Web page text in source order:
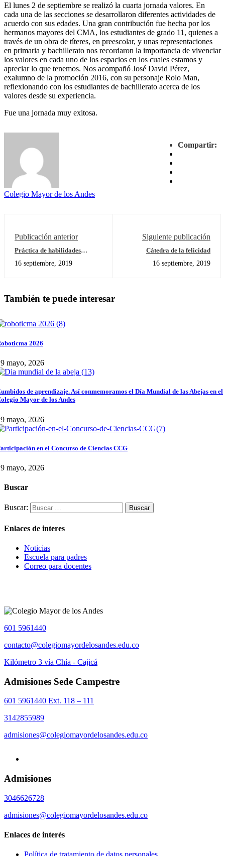
El lunes 2 de septiembre se realizó la cuarta jornada valores. En
cada una de las secciones se desarrollaron diferentes actividades de
acuerdo con sus edades. Una gran contribución fue hecha por los
hermanos mayores del CMA, los estudiantes de grado 11, quienes a
través de un obra de títeres, en preescolar, y unas representaciones
en primaria y bachillerato nos recordaron la importancia de vivenciar
los valores en cada uno de los espacios en los cuales estamos y
apreciar lo que tenemos. Nos acompañó José David Pérez,
exalumno de la promoción 2016, con su personaje Rolo Man,
reflexionando con los estudiantes de bachillerato acerca de los
valores desde su experiencia.
Fue una jornada muy exitosa.
Compartir:
Colegio Mayor de los Andes
Publicación anterior
Práctica de habilidades
escolar
16 septiembre, 2019
Siguiente publicación
Cátedra de la felicidad
16 septiembre, 2019
También te puede interesar
2026
mayo, 2026
de aprendizaje. Así conmemoramos el Día Mundial de las Abejas en el
Mayor de los Andes
mayo, 2026
en el Concurso de Ciencias CCG
mayo, 2026
Buscar
Buscar:
Enlaces de interes
Noticias
Escuela para padres
Correo para docentes
601 5961440
contacto@colegiomayordelosandes.edu.co
Kilómetro 3 vía Chía - Cajicá
Admisiones Sede Campestre
601 5961440 Ext. 118 – 111
3142855989
admisiones@colegiomayordelosandes.edu.co
Admisiones
3046626728
admisiones@colegiomayordelosandes.edu.co
Enlaces de interés